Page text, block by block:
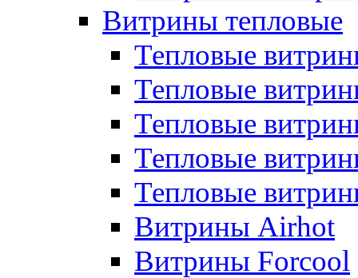
Витрины тепловые
Тепловые
Тепловые
Тепловые
Тепловые
Тепловые
Витрины Airhot
Витрины Forcool